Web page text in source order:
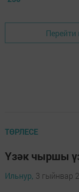
Перейти
ТӨРЛЕСЕ
Үзәк чыршы
Ильнур, 3 гыйнвар